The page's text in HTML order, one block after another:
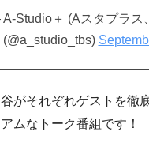
Studio＋ (Aスタプラス
(@a_studio_tbs)
がそれぞれゲストを徹
ムなトーク番組です！